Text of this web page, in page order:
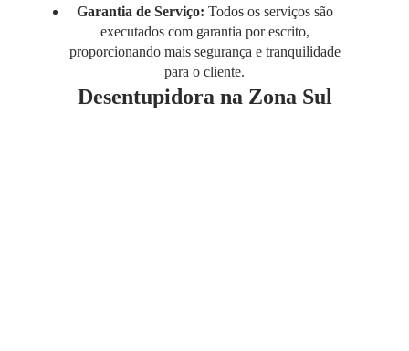
Garantia de Serviço: Todos os serviços são
executados com garantia por escrito,
proporcionando mais segurança e tranquilidade
para o cliente.
Desentupidora na Zona Sul